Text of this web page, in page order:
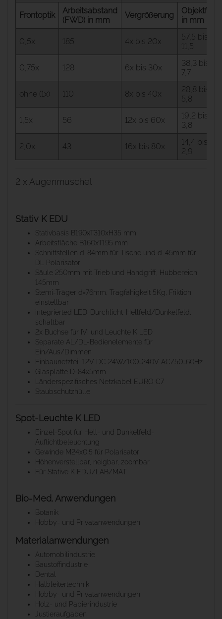
Frontoptik
Arbeitsabstand
(FWD) in mm
Vergrößerung
Objektfeld
in mm
0,5x 185 4x bis 20x
57,5 bis
11,5
0,75x 128 6x bis 30x
38,3 bis
7,7
ohne (1x) 110 8x bis 40x
28,8 bis
5,8
1,5x 56 12x bis 60x
19,2 bis
3,8
2,0x 43 16x bis 80x
14,4 bis
2,9
2 x Augenmuschel
Stativ K EDU
Stativbasis B190xT310xH35 mm
Arbeitsfläche B160xT195 mm
Schnittstellen d=84mm für Tische und d=45mm für
DL Polarisator
Säule 250mm mit Trieb und Handgriff, Hubbereich
145mm
Stemi-Träger d=76mm, Tragfähigkeit 5Kg, Friktion
einstellbar
integrierted LED-Durchlicht-Hellfeld/Dunkelfeld,
schaltbar
2x Buchse für IVI und Leuchte K LED
Separate AL/DL-Bedienelemente für
Ein/Aus/Dimmen
Einbaunetzteil 12V DC 24W/100...240V AC/50...60Hz
Glasplatte D=84x5mm
Länderspezifisches Netzkabel EURO C7
Staubschutzhülle
Spot-Leuchte K LED
Einzel-Spot für Hell- und Dunkelfeld-
Auflichtbeleuchtung
Gewinde M24x0,5 für Polarisator
Höhenverstellbar, neigbar, zoombar
Für Stative K EDU/LAB/MAT
Bio-Med. Anwendungen
Botanik
Hobby- und Privatanwendungen
Materialanwendungen
Automobilindustrie
Baustoffindustrie
Dental
Halbleitertechnik
Hobby- und Privatanwendungen
Holz- und Papierindustrie
Justieraufgaben